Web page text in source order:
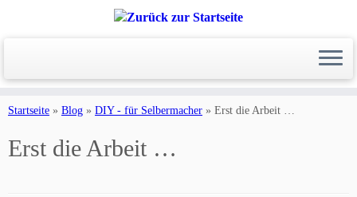
Inhalt
Startseite » Blog » DIY - für Selbermacher » Erst die Arbeit …
Erst die Arbeit …